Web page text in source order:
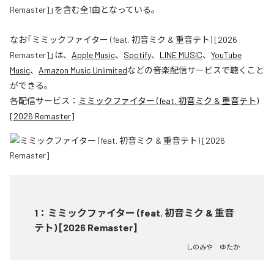
Remaster]」を含む全1曲となっている。
なお「ミミックファイター (feat. 初音ミク & 重音テト) [2026
Remaster] 」は、 Apple Music、 Spotify、 LINE MUSIC、 YouTube
Music、 Amazon Music Unlimitedなどの音楽配信サービスで聴くこと
ができる。
各配信サービス： ミミックファイター (feat. 初音ミク & 重音テト)
[2026 Remaster]
1 ： ミミックファイター (feat. 初音ミク & 重音
テト) [2026 Remaster]
しのみや ゆたか